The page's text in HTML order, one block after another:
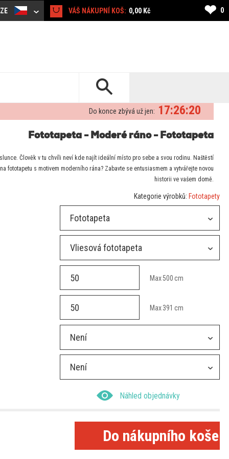
VÁŠ NÁKUPNÍ KOŠ: 0,00 Kč ❤ 0
17:26:19
Do konce zbývá už jen:
Fototapeta - Moderé ráno - Fototapeta
Člověk v tu chvíli neví kde najít ideální místo pro sebe a svou rodinu. Naštěstí
fototapetu s motivem moderního rána? Zabavte se entusiasmem a vytvářejte novou
historii ve vašem domě.
Kategorie výrobků: Fototapety
Fototapeta
Vliesová fototapeta
Max500 cm
Max391 cm
Není
Není
Náhled objednávky